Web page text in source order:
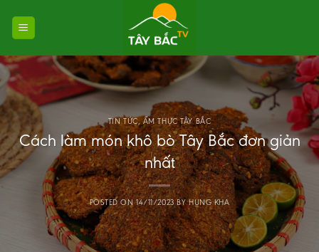
TIN TỨC,ẨM THỰC TÂY BẮC
Cách làm món khô bò Tây Bắc đơn giản
nhất
POSTED ON14/11/2023BYHUNG KHA